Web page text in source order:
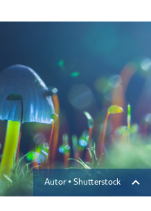
Autor ▪ Shutterstock